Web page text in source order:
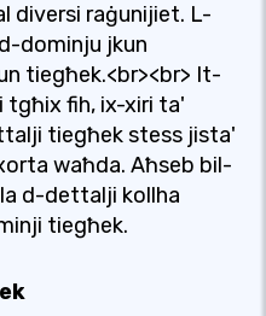
diversi raġunijiet. L-
dominju jkun
tiegħek.<br><br> It-
fih, ix-xiri ta'
tiegħek stess jista'
waħda. Aħseb bil-
d-dettalji kollha
tiegħek.